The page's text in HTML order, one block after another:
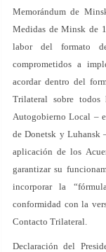
Memorándum de
Medidas de Minsk de
labor del formato
comprometidos a
acordar dentro del
Trilateral sobre
Autogobierno Local –
de Donetsk y Luhansk
aplicación de los
garantizar su
incorporar la
conformidad con la
Contacto Trilateral.
Declaración del